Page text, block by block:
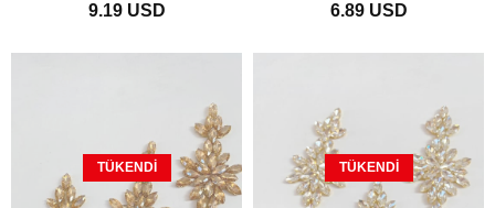
Parlak Taşlı Aplik
9.19 USD
Parlak Taşlı Aplik
6.89 USD
TÜKENDI TÜKENDI